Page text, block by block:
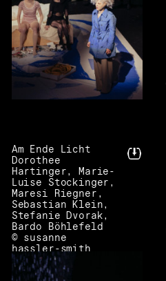
Am Ende Licht
Dorothee
Hartinger, Marie-
Luise Stockinger,
Maresi Riegner,
Sebastian Klein,
Stefanie Dvorak,
Bardo Böhlefeld
© susanne
hassler-smith